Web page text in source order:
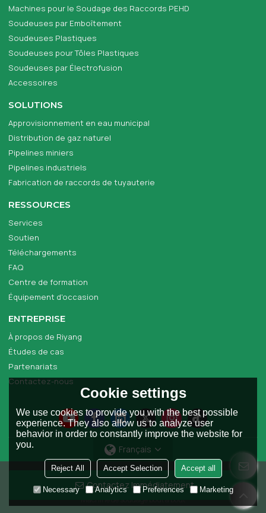
Contactez Immédiatement
Machines pour le Soudage des Raccords PEHD
Soudeuses par Emboîtement
Soudeuses Plastiques
Soudeuses pour Tôles Plastiques
Soudeuses par Électrofusion
Accessoires
SOLUTIONS
Approvisionnement en eau municipal
Distribution de gaz naturel
Pipelines miniers
Pipelines industriels
Fabrication de raccords de tuyauterie
RESSOURCES
Services
Soutien
Téléchargements
FAQ
Centre de formation
Équipement d'occasion
ENTREPRISE
À propos de Riyang
Études de cas
Partenariats
Contactez-nous
Français
Copyright © 2026Riyang Fusion Manufacturing LimitedSupport By
BEE Cloud
Cookie settings
We use cookies to provide you with the best possible
experience. They also allow us to analyze user
behavior in order to constantly improve the website for
you.
Reject All Accept Selection Accept all
Necessary Analytics Preferences Marketing